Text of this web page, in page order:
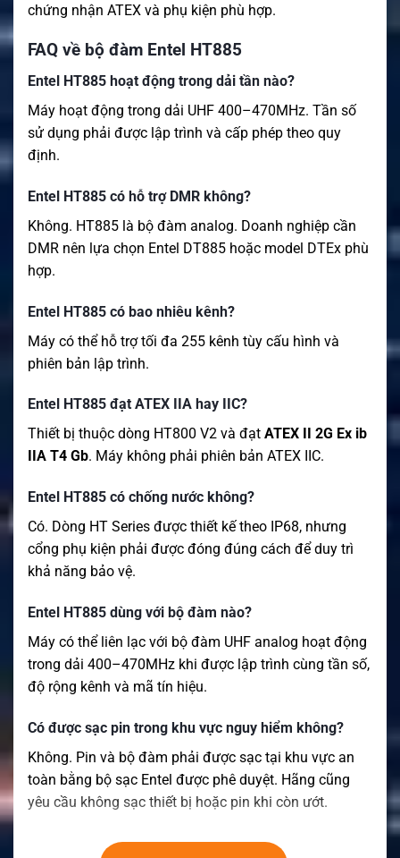
chứng nhận ATEX và phụ kiện phù hợp.
FAQ về bộ đàm Entel HT885
Entel HT885 hoạt động trong dải tần nào?
Máy hoạt động trong dải UHF 400–470MHz. Tần số
sử dụng phải được lập trình và cấp phép theo quy
định.
Entel HT885 có hỗ trợ DMR không?
Không. HT885 là bộ đàm analog. Doanh nghiệp cần
DMR nên lựa chọn Entel DT885 hoặc model DTEx phù
hợp.
Entel HT885 có bao nhiêu kênh?
Máy có thể hỗ trợ tối đa 255 kênh tùy cấu hình và
phiên bản lập trình.
Entel HT885 đạt ATEX IIA hay IIC?
Thiết bị thuộc dòng HT800 V2 và đạt ATEX II 2G Ex ib
IIA T4 Gb. Máy không phải phiên bản ATEX IIC.
Entel HT885 có chống nước không?
Có. Dòng HT Series được thiết kế theo IP68, nhưng
cổng phụ kiện phải được đóng đúng cách để duy trì
khả năng bảo vệ.
Entel HT885 dùng với bộ đàm nào?
Máy có thể liên lạc với bộ đàm UHF analog hoạt động
trong dải 400–470MHz khi được lập trình cùng tần số,
độ rộng kênh và mã tín hiệu.
Có được sạc pin trong khu vực nguy hiểm không?
Không. Pin và bộ đàm phải được sạc tại khu vực an
toàn bằng bộ sạc Entel được phê duyệt. Hãng cũng
yêu cầu không sạc thiết bị hoặc pin khi còn ướt.